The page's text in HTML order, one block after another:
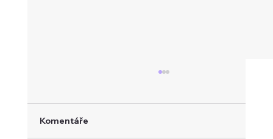
Komentáře